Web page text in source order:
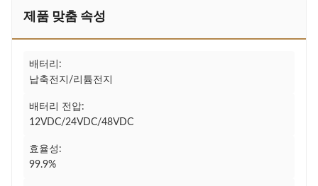
제품 맞춤 속성
배터리:
납축전지/리튬전지
배터리 전압:
12VDC/24VDC/48VDC
효율성:
99.9%